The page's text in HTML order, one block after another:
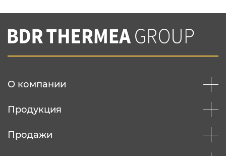
Вы соглашаетесь с нашей политикой
конфеденциальности
О компании
Продукция
Продажи